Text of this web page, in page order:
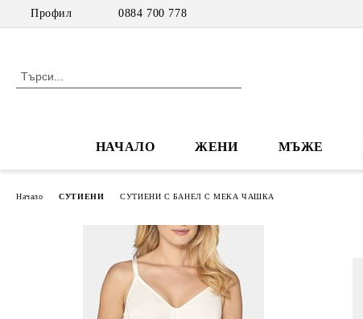
Профил 0884 700 778
НАЧАЛО ЖЕНИ МЪЖЕ
Начало СУТИЕНИ СУТИЕНИ С БАНЕЛ С МЕКА ЧАШКА